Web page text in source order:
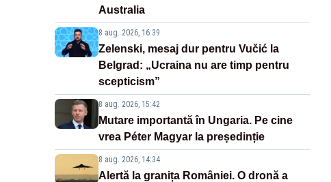
Australia
8 aug. 2026, 16:39
Zelenski, mesaj dur pentru Vučić la
Belgrad: „Ucraina nu are timp pentru
scepticism”
8 aug. 2026, 15:42
Mutare importantă în Ungaria. Pe cine
vrea Péter Magyar la președinție
8 aug. 2026, 14:34
Alertă la granița României. O dronă a